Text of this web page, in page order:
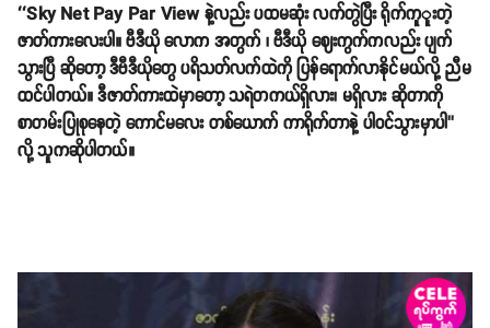
‘‘Sky Net Pay Par View နဲ့လည်း ပထမဆုံး လက်တွဲပြီး ရိုက်ကူူးတဲ့
ဇာတ်ကားလေးပါ။ ဗီဒီယို လောက အတွက် ၊ ဗီဒီယို ဈေးကွက်ကလည်း ပျက်
သွားပြီ ဆိုတော့ ဒီဗီဒီယိုတွေ ပရိသတ်လက်ထဲကို ပြန်ရောက်လာနိုင်မယ်လို့ ညီမ
ထင်ပါတယ်။ ဒီဇာတ်ကားထဲမှာတော့ သရဲတကယ်ရှိလား၊ မရှိလား ဆိုတာကို
စာတမ်းပြုစုနေတဲ့ ကောင်မလေး တစ်ယောက် ကာရိုက်တာနဲ့ ပါဝင်သွားမှာပါ’’
လို့ သူကဆိုပါတယ်။